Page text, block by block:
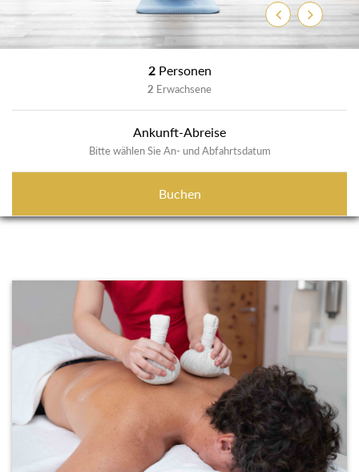
ZurückWeiter
2 Personen
2 Erwachsene
Ankunft-Abreise
Bitte wählen Sie An- und Abfahrtsdatum
Buchen